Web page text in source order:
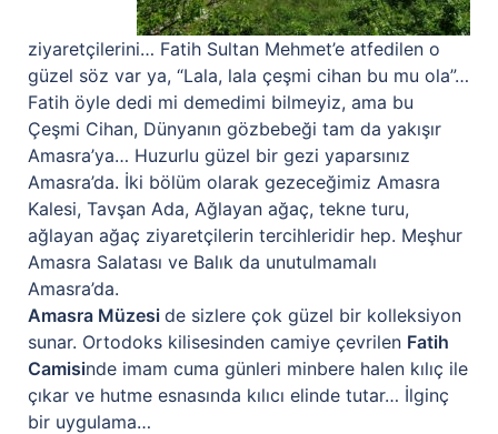
ziyaretçilerini… Fatih Sultan Mehmet’e atfedilen o
güzel söz var ya, “Lala, lala çeşmi cihan bu mu ola”…
Fatih öyle dedi mi demedimi bilmeyiz, ama bu
Çeşmi Cihan, Dünyanın gözbebeği tam da yakışır
Amasra’ya… Huzurlu güzel bir gezi yaparsınız
Amasra’da. İki bölüm olarak gezeceğimiz Amasra
Kalesi, Tavşan Ada, Ağlayan ağaç, tekne turu,
ağlayan ağaç ziyaretçilerin tercihleridir hep. Meşhur
Amasra Salatası ve Balık da unutulmamalı
Amasra’da.
Amasra Müzesi de sizlere çok güzel bir kolleksiyon
sunar. Ortodoks kilisesinden camiye çevrilen Fatih
Camisinde imam cuma günleri minbere halen kılıç ile
çıkar ve hutme esnasında kılıcı elinde tutar… İlginç
bir uygulama…